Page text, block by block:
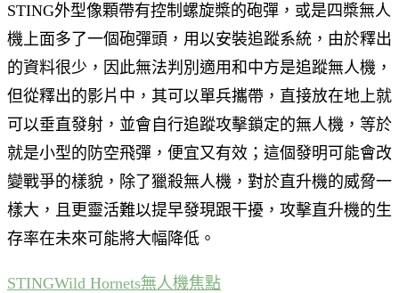
STING外型像顆帶有控制螺旋槳的砲彈，或是四槳無人
機上面多了一個砲彈頭，用以安裝追蹤系統，由於釋出
的資料很少，因此無法判別適用和中方是追蹤無人機，
但從釋出的影片中，其可以單兵攜帶，直接放在地上就
可以垂直發射，並會自行追蹤攻擊鎖定的無人機，等於
就是小型的防空飛彈，便宜又有效；這個發明可能會改
變戰爭的樣貌，除了獵殺無人機，對於直升機的威脅一
樣大，且更靈活難以提早發現跟干擾，攻擊直升機的生
存率在未來可能將大幅降低。
STINGWild Hornets無人機焦點